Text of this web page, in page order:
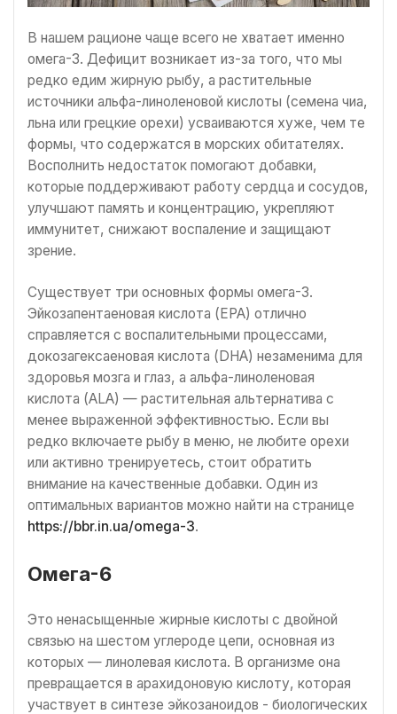
В нашем рационе чаще всего не хватает именно
омега-3. Дефицит возникает из-за того, что мы
редко едим жирную рыбу, а растительные
источники альфа-линоленовой кислоты (семена чиа,
льна или грецкие орехи) усваиваются хуже, чем те
формы, что содержатся в морских обитателях.
Восполнить недостаток помогают добавки,
которые поддерживают работу сердца и сосудов,
улучшают память и концентрацию, укрепляют
иммунитет, снижают воспаление и защищают
зрение.
Существует три основных формы омега-3.
Эйкозапентаеновая кислота (EPA) отлично
справляется с воспалительными процессами,
докозагексаеновая кислота (DHA) незаменима для
здоровья мозга и глаз, а альфа-линоленовая
кислота (ALA) — растительная альтернатива с
менее выраженной эффективностью. Если вы
редко включаете рыбу в меню, не любите орехи
или активно тренируетесь, стоит обратить
внимание на качественные добавки. Один из
оптимальных вариантов можно найти на странице
https://bbr.in.ua/omega-3.
Омега-6
Это ненасыщенные жирные кислоты с двойной
связью на шестом углероде цепи, основная из
которых — линолевая кислота. В организме она
превращается в арахидоновую кислоту, которая
участвует в синтезе эйкозаноидов - биологических